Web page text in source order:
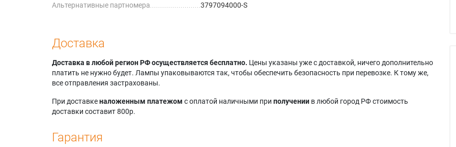
Альтернативные партномера 3797094000-S
Доставка
Доставка в любой регион РФ осуществляется бесплатно. Цены указаны уже с доставкой, ничего дополнительно
платить не нужно будет. Лампы упаковываются так, чтобы обеспечить безопасность при перевозке. К тому же,
все отправления застрахованы.
При доставкеналоженным платежом с оплатой наличными при получении в любой город РФ стоимость
доставки составит 800р.
Гарантия